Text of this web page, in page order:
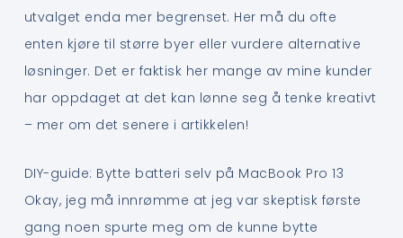
utvalget enda mer begrenset. Her må du ofte
enten kjøre til større byer eller vurdere alternative
løsninger. Det er faktisk her mange av mine kunder
har oppdaget at det kan lønne seg å tenke kreativt
– mer om det senere i artikkelen!
DIY-guide: Bytte batteri selv på MacBook Pro 13
Okay, jeg må innrømme at jeg var skeptisk første
gang noen spurte meg om de kunne bytte